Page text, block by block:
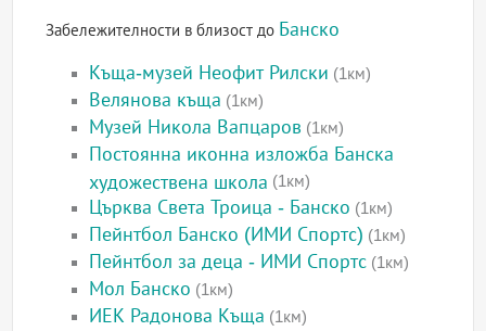
Забележителности в близост до Банско
Къща-музей Неофит Рилски (1км)
Велянова къща (1км)
Музей Никола Вапцаров (1км)
Постоянна иконна изложба Банска
художествена школа (1км)
Църква Света Троица - Банско (1км)
Пейнтбол Банско (ИМИ Спортс) (1км)
Пейнтбол за деца - ИМИ Спортс (1км)
Мол Банско (1км)
ИЕК Радонова Къща (1км)